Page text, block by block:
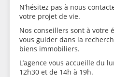
N’hésitez pas à nous
votre projet de vie.
Nos conseillers sont à votre
vous guider dans la
biens immobiliers.
L’agence vous accueille du
12h30 et de 14h à 19h.